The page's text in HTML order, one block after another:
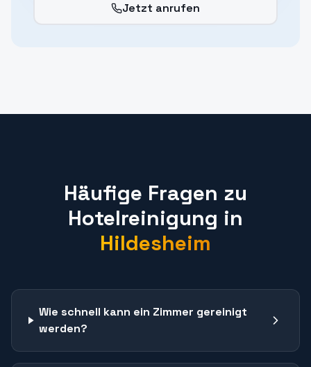
Jetzt anrufen
Häufige Fragen zu
Hotelreinigung in
Hildesheim
Wie schnell kann ein Zimmer gereinigt
werden?